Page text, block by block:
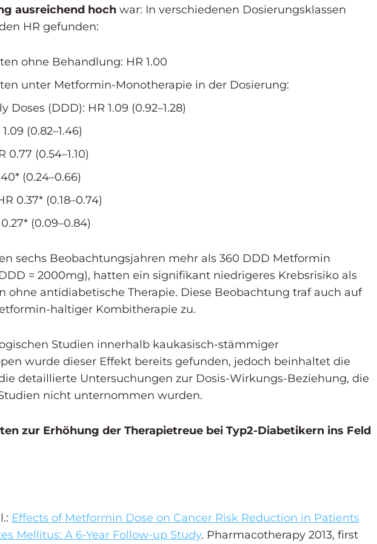
ausreichend hoch war: In verschiedenen Dosierungsklassen
HR gefunden:
ohne Behandlung: HR 1.00
unter Metformin-Monotherapie in der Dosierung:
Doses (DDD): HR 1.09 (0.92–1.28)
(0.82–1.46)
0.77 (0.54–1.10)
(0.24–0.66)
0.37* (0.18–0.74)
(0.09–0.84)
sechs Beobachtungsjahren mehr als 360 DDD Metformin
= 2000mg), hatten ein signifikant niedrigeres Krebsrisiko als
ohne antidiabetische Therapie. Diese Beobachtung traf auch auf
haltiger Kombitherapie zu.
Studien innerhalb kaukasisch-stämmiger
wurde dieser Effekt bereits gefunden, jedoch beinhaltet die
detaillierte Untersuchungen zur Dosis-Wirkungs-Beziehung, die
nicht unternommen wurden.
zur Erhöhung der Therapietreue bei Typ2-Diabetikern ins Feld
Effects of Metformin Dose on Cancer Risk Reduction in Patients
Mellitus: A 6-Year Follow-up Study. Pharmacotherapy 2013, first